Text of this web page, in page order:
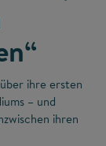
ihre ersten
– und
ihren